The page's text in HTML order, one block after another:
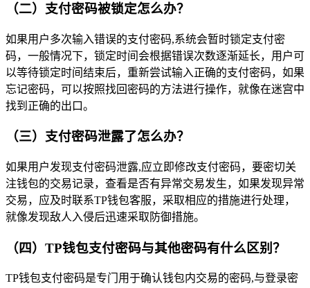
（二）支付密码被锁定怎么办？
如果用户多次输入错误的支付密码,系统会暂时锁定支付密
码，一般情况下，锁定时间会根据错误次数逐渐延长，用户可
以等待锁定时间结束后，重新尝试输入正确的支付密码，如果
忘记密码，可以按照找回密码的方法进行操作，就像在迷宫中
找到正确的出口。
（三）支付密码泄露了怎么办？
如果用户发现支付密码泄露,应立即修改支付密码，要密切关
注钱包的交易记录，查看是否有异常交易发生，如果发现异常
交易，应及时联系TP钱包客服，采取相应的措施进行处理，
就像发现敌人入侵后迅速采取防御措施。
（四）TP钱包支付密码与其他密码有什么区别？
TP钱包支付密码是专门用于确认钱包内交易的密码,与登录密